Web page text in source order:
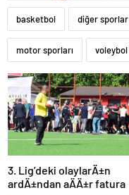
basketbol diğer sporlar
motor sporları voleybol
3. Lig’deki olaylarÄ±n
ardÄ±ndan aÄÄ±r fatura